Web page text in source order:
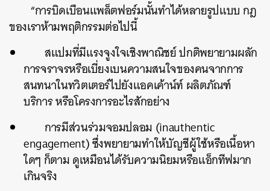
“การบิดเบือนแพล็ตฟอร์มนั้นทำได้หลายรูปแบบกฎ
ของเราห้ามพฤติกรรมต่อไปนี้
สแปมที่มีแรงจูงใจเชิงพาณิชย์ปกติพยายามผลัก
การจราจรหรือเบี่ยงเบนความสนใจของคนจากการ
สนทนาในทวิตเตอร์ไปยังแอคเค้าน์ท์ผลิตภัณฑ์
บริการหรือโครงการอะไรสักอย่าง
การมีส่วนร่วมจอมปลอม (inauthentic
engagement)ซึ่งพยายามทำให้บัญชีผู้ใช้หรือเนื้อหา
ใดๆก็ตามดูเหมือนได้รับความนิยมหรือแอ็กทีฟมาก
เกินจริง